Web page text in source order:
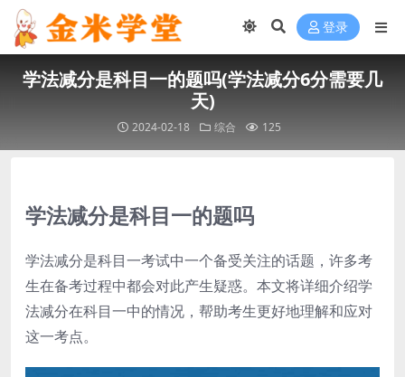
登录
学法减分是科目一的题吗(学法减分6分需要几
天)
2024-02-18 综合 125
学法减分是科目一的题吗
学法减分是科目一考试中一个备受关注的话题，许多考
生在备考过程中都会对此产生疑惑。本文将详细介绍学
法减分在科目一中的情况，帮助考生更好地理解和应对
这一考点。